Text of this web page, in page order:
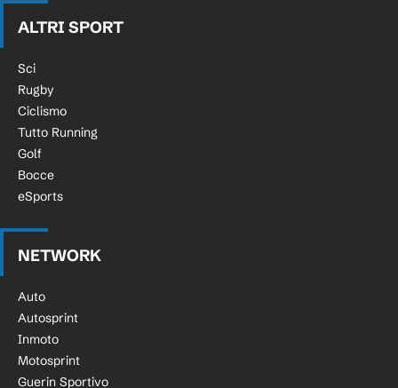
ALTRI SPORT
Sci
Rugby
Ciclismo
Tutto Running
Golf
Bocce
eSports
NETWORK
Auto
Autosprint
Inmoto
Motosprint
Guerin Sportivo